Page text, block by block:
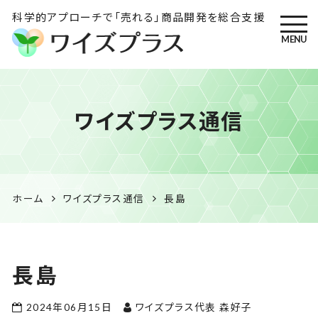
科学的アプローチで「売れる」商品開発を総合支援
ワイズプラス｜鹿児島の特産
品開発・HACCP衛生管理・食
品表示の専門コンサル
MENU
ワイズプラス通信
ホーム ワイズプラス通信 長島
長島
2024年06月15日 ワイズプラス代表 森好子